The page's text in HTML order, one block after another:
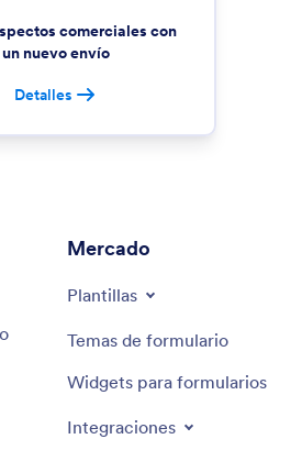
comerciales con
un nuevo envío
Detalles
Mercado
Plantillas
Temas de formulario
Widgets para formularios
Integraciones